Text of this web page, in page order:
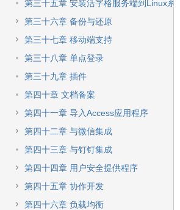
第三十五章 安装活字格服务端到Linux系统
第三十六章 备份与还原
第三十七章 移动端支持
第三十八章 单点登录
第三十九章 插件
第四十章 文档备案
第四十一章 导入Access应用程序
第四十二章 与微信集成
第四十三章 与钉钉集成
第四十四章 用户安全提供程序
第四十五章 协作开发
第四十六章 负载均衡